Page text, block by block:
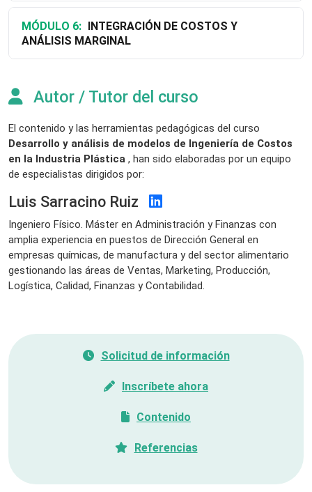
MÓDULO 6:
ANÁLISIS MARGINAL
Autor / Tutor del curso
El contenido y las herramientas pedagógicas del curso
Desarrollo y análisis de modelos de Ingeniería de Costos
en la Industria Plástica , han sido elaboradas por un equipo
de especialistas dirigidos por:
Luis Sarracino Ruiz
Ingeniero Físico. Máster en Administración y Finanzas con
amplia experiencia en puestos de Dirección General en
empresas químicas, de manufactura y del sector alimentario
gestionando las áreas de Ventas, Marketing, Producción,
Logística, Calidad, Finanzas y Contabilidad.
Solicitud de información
Inscríbete ahora
Contenido
Referencias